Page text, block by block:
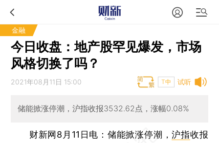
金融
今日收盘：地产股罕见爆发，市场
风格切换了吗？
试听
2021年08月11日 15:00 T中
储能掀涨停潮，沪指收报3532.62点，涨幅0.08%
财新网8月11日电 ：储能掀涨停潮，沪指收报